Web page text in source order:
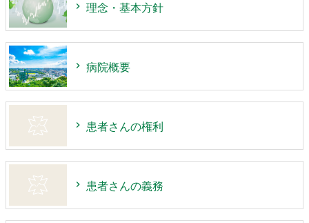
理念・基本方針
病院概要
患者さんの権利
患者さんの義務